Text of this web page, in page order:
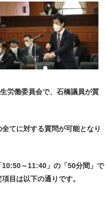
労働委員会で、石橋議員が質
てに対する質問が可能となり
～11:40」の「50分間」で
目は以下の通りです。